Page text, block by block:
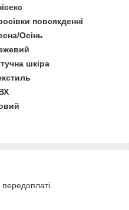
повсякденні
Осінь
шкіра